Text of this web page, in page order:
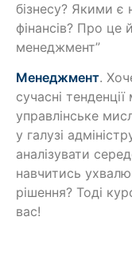
бізнесу? Якими є
фінансів? Про це
менеджмент”
Менеджмент.
сучасні
управлінське
у галузі
аналізувати
навчитись
рішення? Тоді
вас!